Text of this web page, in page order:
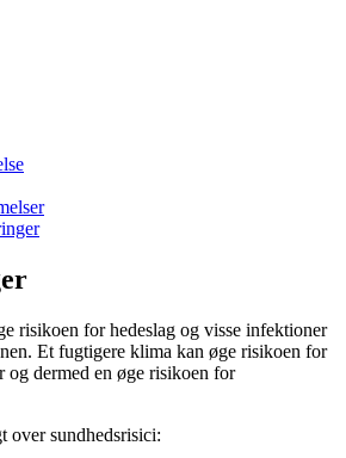
risikoen for hedeslag og visse infektioner
Et fugtigere klima kan øge risikoen for
og dermed en øge risikoen for
over sundhedsrisici: